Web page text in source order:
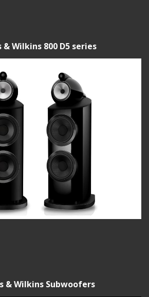
& Wilkins 800 D5 series
& Wilkins Subwoofers